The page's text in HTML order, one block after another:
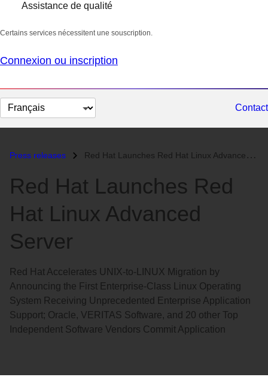
Assistance de qualité
Certains services nécessitent une souscription.
Connexion ou inscription
Changer
la
Contact
Press releases Red Hat Launches Red Hat Linux Advanced Server...
Red Hat Launches Red
Hat Linux Advanced
Server
Red Hat Accelerates UNIX-to-LINUX Migration by
Announcing the First Enterprise-Class Linux Operating
System Receiving Unprecedented Enterprise Application
Support; Oracle, VERITAS Software, and 20 other Top
Independent Software Vendors Commit Application